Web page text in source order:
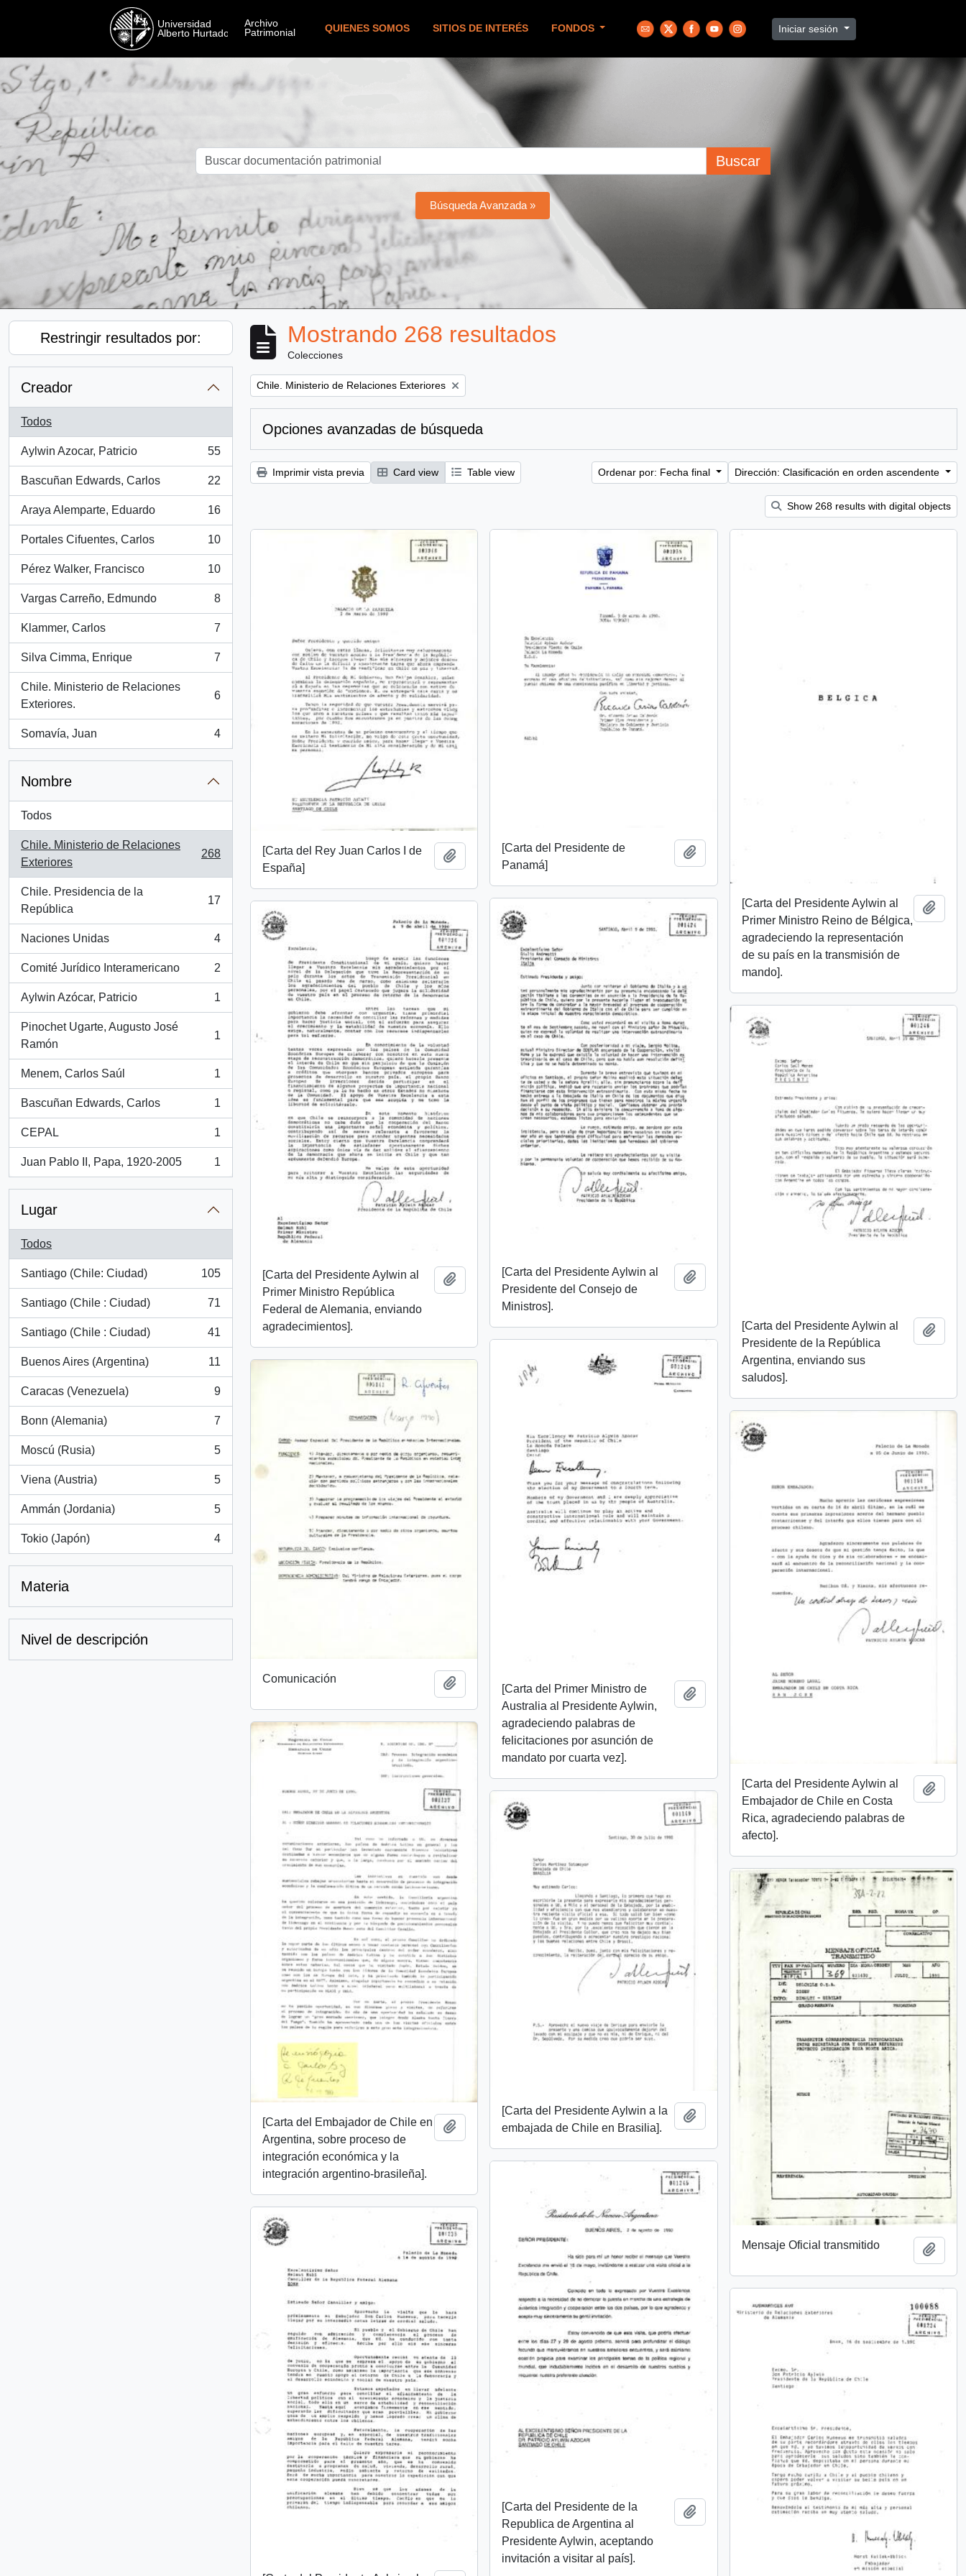
QUIENES SOMOS SITIOS DE INTERÉS FONDOS Iniciar sesión
Buscar
Búsqueda Avanzada »
Restringir resultados por:
Creador
Todos
Aylwin Azocar, Patricio
, 55 resultados
55
Bascuñan Edwards, Carlos
, 22 resultados
22
Araya Alemparte, Eduardo
, 16 resultados
16
Portales Cifuentes, Carlos
, 10 resultados
10
Pérez Walker, Francisco
, 10 resultados
10
Vargas Carreño, Edmundo
, 8 resultados
8
Klammer, Carlos
, 7 resultados
7
Silva Cimma, Enrique
, 7 resultados
7
Chile. Ministerio de Relaciones
Exteriores.
, 6 resultados
6
Somavía, Juan
, 4 resultados
4
Nombre
Todos
Chile. Ministerio de Relaciones
Exteriores
, 268 resultados
268
Chile. Presidencia de la
República
, 17 resultados
17
Naciones Unidas
, 4 resultados
4
Comité Jurídico Interamericano
, 2 resultados
2
Aylwin Azócar, Patricio
, 1 resultados
1
Pinochet Ugarte, Augusto José
Ramón
, 1 resultados
1
Menem, Carlos Saúl
, 1 resultados
1
Bascuñan Edwards, Carlos
, 1 resultados
1
CEPAL
, 1 resultados
1
Juan Pablo II, Papa, 1920-2005
, 1 resultados
1
Lugar
Todos
Santiago (Chile: Ciudad)
, 105 resultados
105
Santiago (Chile : Ciudad)
, 71 resultados
71
Santiago (Chile : Ciudad)
, 41 resultados
41
Buenos Aires (Argentina)
, 11 resultados
11
Caracas (Venezuela)
, 9 resultados
9
Bonn (Alemania)
, 7 resultados
7
Moscú (Rusia)
, 5 resultados
5
Viena (Austria)
, 5 resultados
5
Ammán (Jordania)
, 5 resultados
5
Tokio (Japón)
, 4 resultados
4
Materia
Nivel de descripción
Mostrando 268 resultados
Colecciones
Remove filter:
Chile. Ministerio de Relaciones Exteriores
Opciones avanzadas de búsqueda
Imprimir vista previa Card view Table view Ordenar por: Fecha final Dirección: Clasificación en orden ascendente
Show 268 results with digital objects
[Carta del Rey Juan Carlos I de
España]
Añadir al portapapeles
[Carta del Presidente de
Panamá]
Añadir al portapapeles
[Carta del Presidente Aylwin al
Primer Ministro Reino de Bélgica,
agradeciendo la representación
de su país en la transmisión de
mando].
[Carta del Presidente Aylwin al
Presidente del Consejo de
Ministros].
Añadir al portapapeles
[Carta del Presidente Aylwin al
Primer Ministro República
Federal de Alemania, enviando
agradecimientos].
Añadir al portapapeles
[Carta del Presidente Aylwin al
Presidente de la República
Argentina, enviando sus
saludos].
[Carta del Primer Ministro de
Australia al Presidente Aylwin,
agradeciendo palabras de
felicitaciones por asunción de
mandato por cuarta vez].
Añadir al portapapeles
Comunicación Añadir al portapapeles
[Carta del Presidente Aylwin al
Embajador de Chile en Costa
Rica, agradeciendo palabras de
afecto].
[Carta del Embajador de Chile en
Argentina, sobre proceso de
integración económica y la
integración argentino-brasileña].
Añadir al portapapeles
[Carta del Presidente Aylwin a la
embajada de Chile en Brasilia].
Añadir al portapapeles
Mensaje Oficial transmitido
[Carta del Presidente de la
Republica de Argentina al
Presidente Aylwin, aceptando
invitación a visitar al país].
Añadir al portapapeles